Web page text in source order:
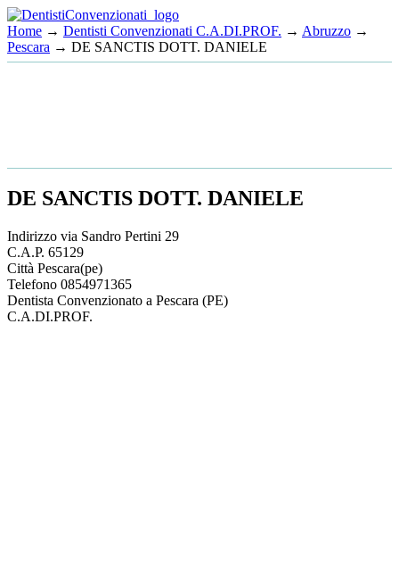
Home → Dentisti Convenzionati C.A.DI.PROF. → Abruzzo →
Pescara → DE SANCTIS DOTT. DANIELE
DE SANCTIS DOTT. DANIELE
Indirizzo via Sandro Pertini 29
C.A.P. 65129
Città Pescara(pe)
Telefono 0854971365
Dentista Convenzionato a Pescara (PE)
C.A.DI.PROF.